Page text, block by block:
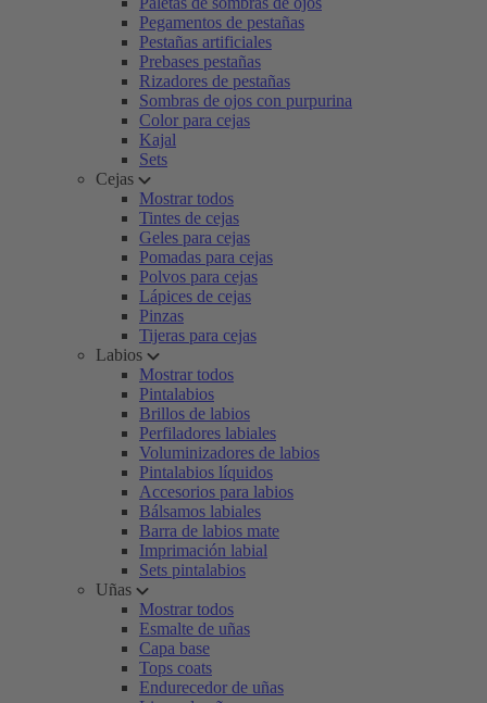
Pegamentos de pestañas
Pestañas artificiales
Prebases pestañas
Rizadores de pestañas
Sombras de ojos con purpurina
Color para cejas
Kajal
Sets
Cejas
Mostrar todos
Tintes de cejas
Geles para cejas
Pomadas para cejas
Polvos para cejas
Lápices de cejas
Pinzas
Tijeras para cejas
Labios
Mostrar todos
Pintalabios
Brillos de labios
Perfiladores labiales
Voluminizadores de labios
Pintalabios líquidos
Accesorios para labios
Bálsamos labiales
Barra de labios mate
Imprimación labial
Sets pintalabios
Uñas
Mostrar todos
Esmalte de uñas
Capa base
Tops coats
Endurecedor de uñas